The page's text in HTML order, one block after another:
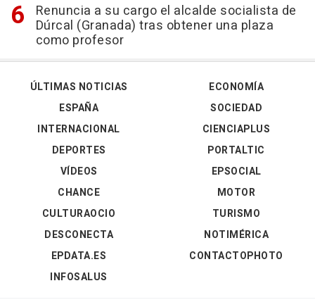
Renuncia a su cargo el alcalde socialista de
Dúrcal (Granada) tras obtener una plaza
como profesor
ÚLTIMAS NOTICIAS
ESPAÑA
INTERNACIONAL
DEPORTES
VÍDEOS
ECONOMÍA
SOCIEDAD
CIENCIAPLUS
PORTALTIC
EPSOCIAL
CHANCE
CULTURAOCIO
DESCONECTA
EPDATA.ES
INFOSALUS
MOTOR
TURISMO
NOTIMÉRICA
CONTACTOPHOTO